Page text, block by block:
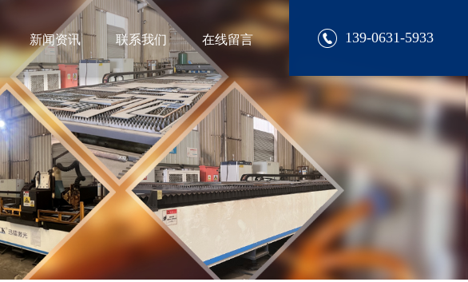
新闻资讯 联系我们 在线留言 139-0631-5933